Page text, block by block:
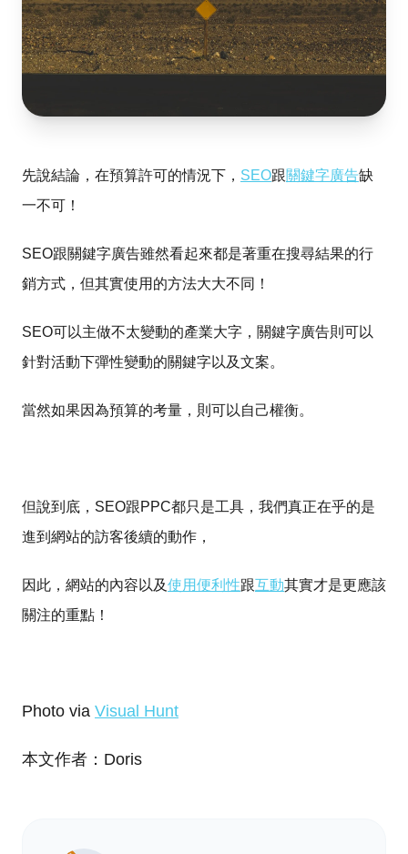
先說結論，在預算許可的情況下， SEO跟關鍵字廣告缺
一不可！
SEO跟關鍵字廣告雖然看起來都是著重在搜尋結果的行
銷方式，但其實使用的方法大大不同！
SEO可以主做不太變動的產業大字，關鍵字廣告則可以
針對活動下彈性變動的關鍵字以及文案。
當然如果因為預算的考量，則可以自己權衡。
但說到底，SEO跟PPC都只是工具，我們真正在乎的是
進到網站的訪客後續的動作，
因此，網站的內容以及使用便利性跟互動其實才是更應該
關注的重點！
Photo via Visual Hunt
本文作者：Doris